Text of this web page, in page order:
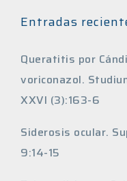
Entradas
Queratitis por
voriconazol.
XXVI (3):163-6
Siderosis ocular.
9:14-15